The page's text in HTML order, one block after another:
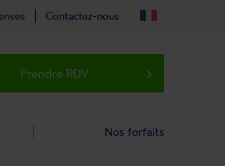
Contactez-nous
Prendre RDV keyboard_arrow_right
Nos forfaits